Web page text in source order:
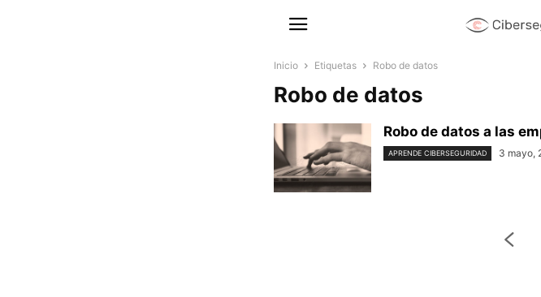
Inicio Etiquetas Robo de datos
Robo de datos
Robo de datos a las
APRENDE CIBERSEGURIDAD 3 mayo,